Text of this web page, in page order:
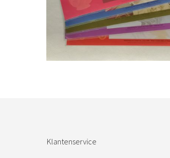
Klantenservice